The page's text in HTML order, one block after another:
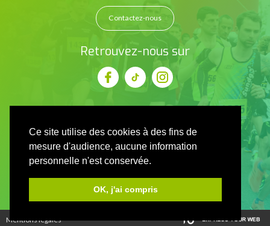
Ce site utilise des cookies à des fins de
mesure d'audience, aucune information
personnelle n'est conservée.
OK, j'ai compris
Contactez-nous
Retrouvez-nous sur
Mentions légales